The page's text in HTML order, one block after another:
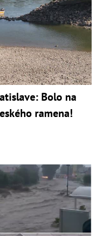
Bolo na
ramena!